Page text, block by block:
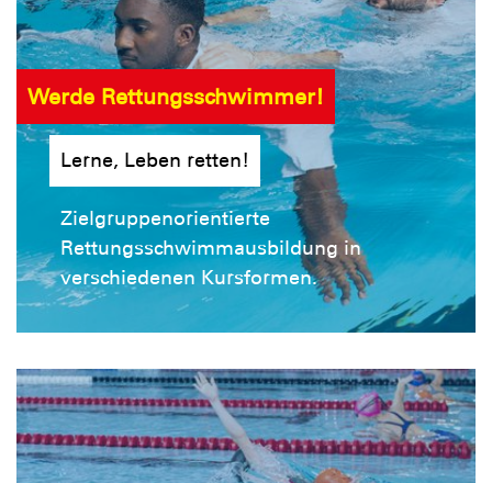
Werde Rettungsschwimmer!
Lerne, Leben retten!
Zielgruppenorientierte
Rettungsschwimmausbildung in
verschiedenen Kursformen.